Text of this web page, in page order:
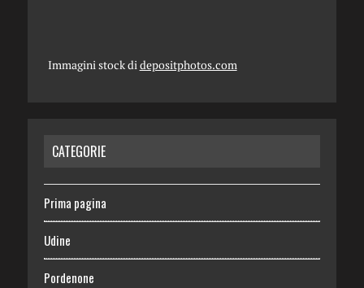
Immagini stock didepositphotos.com
CATEGORIE
Prima pagina
Udine
Pordenone